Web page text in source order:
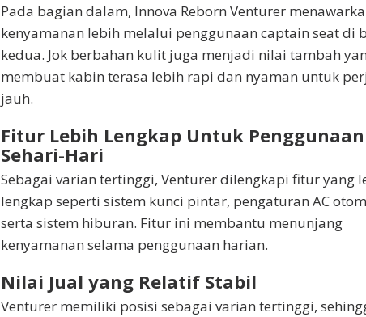
Pada bagian dalam, Innova Reborn Venturer
kenyamanan lebih melalui penggunaan captain seat di
kedua. Jok berbahan kulit juga menjadi nilai tambah
membuat kabin terasa lebih rapi dan nyaman untuk
jauh.
Fitur Lebih Lengkap Untuk Penggunaan
Sehari-Hari
Sebagai varian tertinggi, Venturer dilengkapi fitur yang
lengkap seperti sistem kunci pintar, pengaturan AC
serta sistem hiburan. Fitur ini membantu menunjang
kenyamanan selama penggunaan harian.
Nilai Jual yang Relatif Stabil
Venturer memiliki posisi sebagai varian tertinggi,